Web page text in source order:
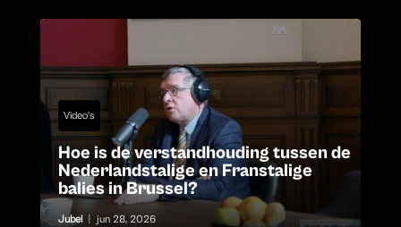
Video's
Hoe is de verstandhouding tussen de
Nederlandstalige en Franstalige
balies in Brussel?
Jubel jun 28, 2026